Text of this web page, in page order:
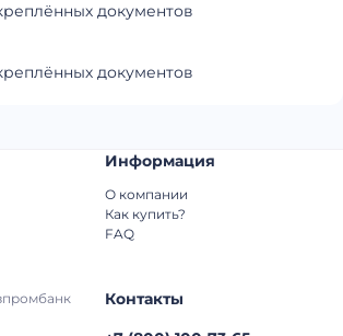
документов
документов
Информация
О компании
Как купить?
FAQ
Контакты